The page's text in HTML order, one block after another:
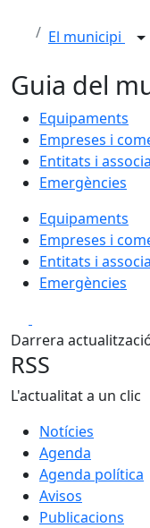
El municipi
Guia del
Equipaments
Empreses i
Entitats i
Emergències
Equipaments
Empreses i
Entitats i
Emergències
Darrera
RSS
L'actualitat a un clic
Notícies
Agenda
Agenda política
Avisos
Publicacions